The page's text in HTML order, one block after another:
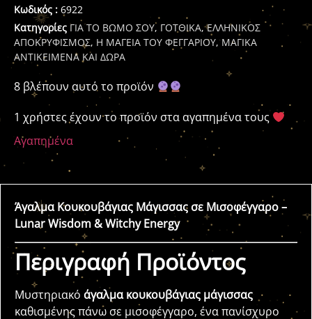
Κωδικός : 6922
Κατηγορίες ΓΙΑ ΤΟ ΒΩΜΟ ΣΟΥ, ΓΟΤΘΙΚΑ,ΕΛΛΗΝΙΚΟΣ
ΑΠΟΚΡΥΦΙΣΜΟΣ, Η ΜΑΓΕΙΑ ΤΟΥ ΦΕΓΓΑΡΙΟΥ,ΜΑΓΙΚΑ
ΑΝΤΙΚΕΙΜΕΝΑ ΚΑΙ ΔΩΡΑ
8 βλέπουν αυτό το προϊόν
1 χρήστες έχουν το προϊόν στα αγαπημένα τους
Αγαπημένα
Άγαλμα Κουκουβάγιας Μάγισσας σε Μισοφέγγαρο –
Lunar Wisdom & Witchy Energy
Περιγραφή Προϊόντος
Μυστηριακό άγαλμα κουκουβάγιας μάγισσας
καθισμένης πάνω σε μισοφέγγαρο, ένα πανίσχυρο